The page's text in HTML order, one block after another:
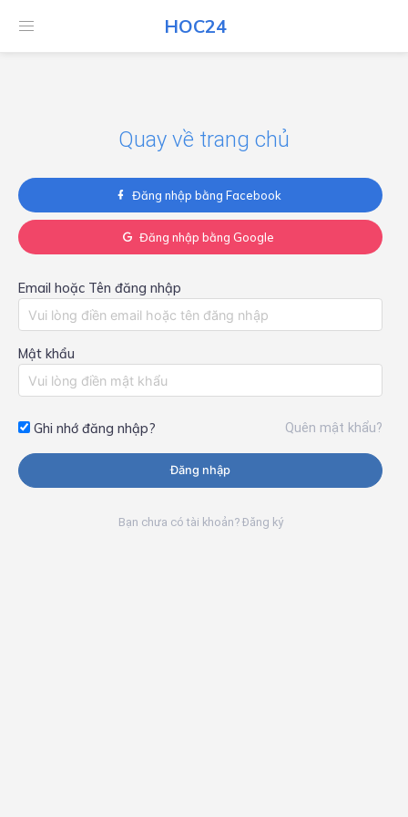
HOC24
HOC24
Quay về trang chủ
Đăng nhập bằng Facebook
Đăng nhập bằng Google
Email hoặc Tên đăng nhập
Mật khẩu
Ghi nhớ đăng nhập? Quên mật khẩu?
Đăng nhập
Bạn chưa có tài khoản? Đăng ký